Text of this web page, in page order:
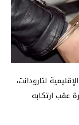
لتارودانت،
عقب ارتكابه